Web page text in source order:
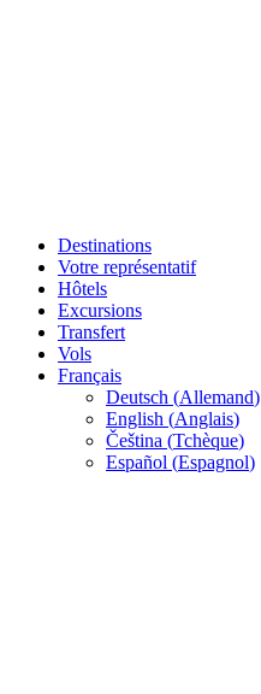
Destinations
Votre représentatif
Hôtels
Excursions
Transfert
Vols
Français
Deutsch (Allemand)
English (Anglais)
Čeština (Tchèque)
Español (Espagnol)